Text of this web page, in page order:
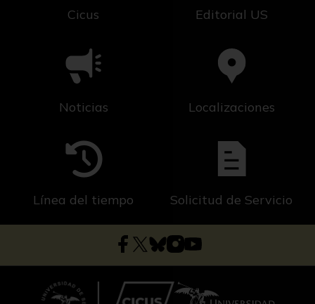
Cicus Editorial US
Noticias Localizaciones
Línea del tiempo Solicitud de Servicio